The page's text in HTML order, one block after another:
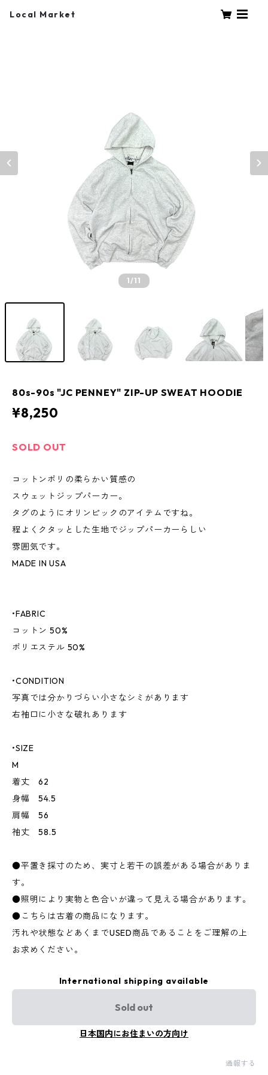
Local Market
1/11
80s-90s "JC PENNEY" ZIP-UP SWEAT HOODIE
¥8,250
SOLD OUT
コットンポリの柔らかい質感の
スウェットジップパーカー。
タグのようにオリンピックのアイテムですね。
程よくクタッとした生地でジップパーカーらしい
雰囲気です。
MADE IN USA
•FABRIC
コットン 50%
ポリエステル 50%
•CONDITION
写真では分かりづらい小さなシミがあります
右袖口に小さな破れあります
•SIZE
M
着丈 62
身幅 54.5
肩幅 56
袖丈 58.5
●平置き採寸のため、実寸と若干の誤差がある場合がありま
す。
●照明により実物と色合いが違って見える場合があります。
●こちらは古着の商品になります。
汚れや状態などあくまでUSED商品であることをご理解の上
お求めください。
International shipping available
Sold out
日本国内にお住まいの方向け
通報する